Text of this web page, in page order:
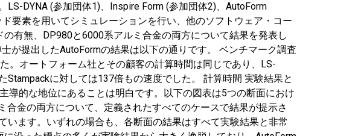
DYNA (参加団体1)、Inspire Form (参加団体2)、AutoForm
要素を用いてシミュレーションを行い、他のソフトウェア・コー
有無、DP980と6000系アルミ合金の両方について結果を発表し
が提出したAutoFormの結果は以下の通りです。 ベンチマーク調査
。オートフォーム社とその顧客の計算時間は同じであり、LS-
に対しては137倍もの速度でした。 計算時間 実験結果と
導的な地位にあることは明白です。以下の図表は5つの断面におけ
金の両方について、定義されたすべてのケースで結果が提示さ
ます。いずれの場合も、各断面の結果はすべて実験結果と非常